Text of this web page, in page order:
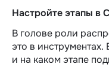
Настройте этапы в
В голове роли
это в инструментах.
и на каком этапе